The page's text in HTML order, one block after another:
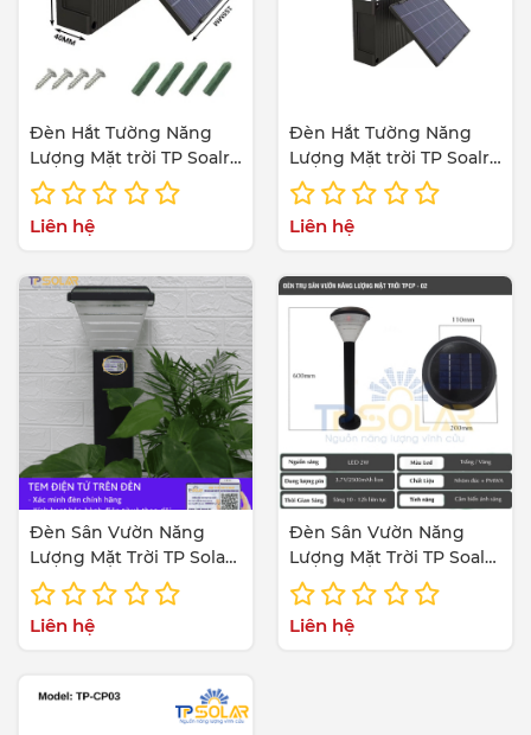
Đèn Hắt Tường Năng
Lượng Mặt trời TP Soalr
TP-H01 Ánh Sáng Trắng
Liên hệ
Đèn Hắt Tường Năng
Lượng Mặt trời TP Soalr
TP-H02 Ánh Sáng Vàng
Liên hệ
Đèn Sân Vườn Năng
Lượng Mặt Trời TP Solar
TP-Solar TP-CP04
Liên hệ
Đèn Sân Vườn Năng
Lượng Mặt Trời TP Soalr
TP-Solar TP-CP02
Liên hệ